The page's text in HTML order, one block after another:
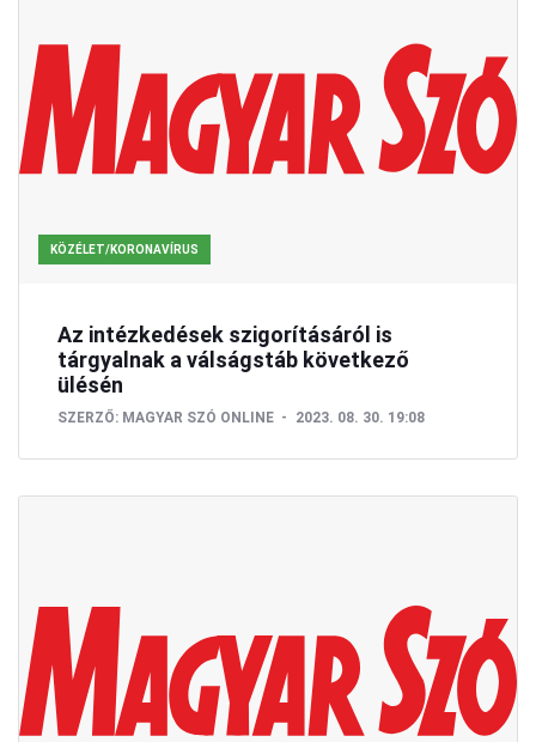
KÖZÉLET/KORONAVÍRUS
Az intézkedések szigorításáról is
tárgyalnak a válságstáb következő
ülésén
SZERZŐ: MAGYAR SZÓ ONLINE 2023. 08. 30. 19:08